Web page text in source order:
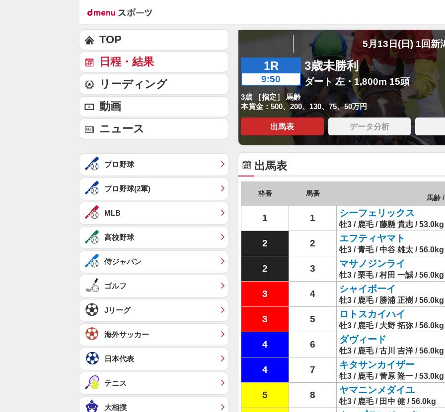
5月13日(日) 1回新
1R
9:50
3歳未勝利
ダート 左・1,800m 15頭
3歳 ［指定］ 馬齢
本賞金：500、200、130、75、50万円
出馬表 データ分析
出馬表
枠番 馬番
馬齢
1 1 シーフェリックス
牡3 / 鹿毛 / 藤懸 貴志 / 53.0kg
2 2 エフティヤマト
牡3 / 青毛 / 中谷 雄太 / 56.0kg
2 3 マサノジンライ
牡3 / 栗毛 / 村田 一誠 / 56.0kg
3 4 シャイボーイ
牡3 / 鹿毛 / 勝浦 正樹 / 56.0kg
3 5 ロトスカイハイ
牡3 / 鹿毛 / 大野 拓弥 / 56.0kg
4 6 ダヴィード
牡3 / 鹿毛 / 古川 吉洋 / 56.0kg
4 7 キタサンカイザー
牡3 / 鹿毛 / 菅原 隆一 / 53.0kg
5 8 ヤマニンメダイユ
牡3 / 鹿毛 / 田中 健 / 56.0kg
TOP
日程・結果
リーディング
動画
ニュース
プロ野球
プロ野球(2軍)
MLB
高校野球
侍ジャパン
ゴルフ
Jリーグ
海外サッカー
日本代表
テニス
大相撲